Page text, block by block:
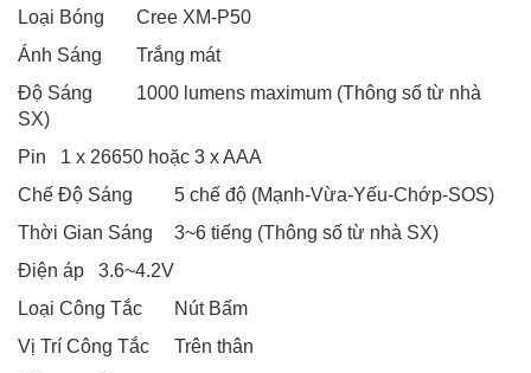
Loại Bóng
Cree XM-P50
Ánh Sáng
Trắng mát
Độ Sáng
1000 lumens maximum (Thông số từ nhà
SX)
Pin
1 x 26650 hoặc 3 x AAA
Chế Độ Sáng
5 chế độ (Mạnh-Vừa-Yếu-Chớp-SOS)
Thời Gian Sáng
3~6 tiếng (Thông số từ nhà SX)
Điện áp
3.6~4.2V
Loại Công Tắc
Nút Bấm
Vị Trí Công Tắc
Trên thân